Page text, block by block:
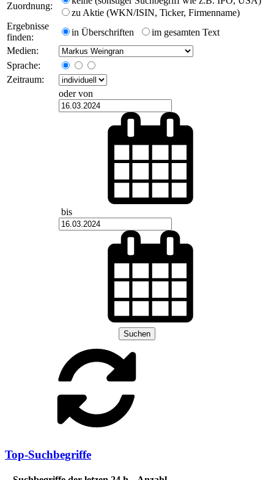
Zuordnung:
zu Aktie (WKN/ISIN, Ticker, Firmenname)
Ergebnisse
finden:
in Überschriften
im gesamten Text
Medien:
Sprache:
Zeitraum:
oder von
bis
Suchen
Top-Suchbegriffe